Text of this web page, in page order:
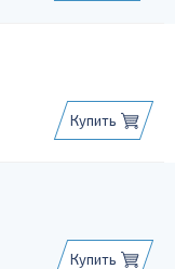
Купить
Купить